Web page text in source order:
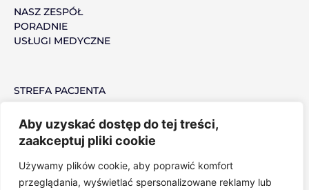
Aby uzyskać dostęp do tej treści,
zaakceptuj pliki cookie
Używamy plików cookie, aby poprawić komfort
przeglądania, wyświetlać spersonalizowane reklamy lub
c
e
b
o
NASZ ZESPÓŁ
PORADNIE
USŁUGI MEDYCZNE
STREFA PACJENTA
PRACUJ Z NAMI
POLITYKA PRYWATNOŚCI